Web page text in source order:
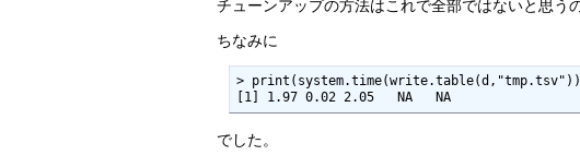
チューンアップの方法はこれで全部ではないと思う
ちなみに
>
[1] 1.97 0.02 2.05   NA   NA
でした。